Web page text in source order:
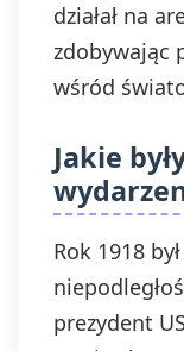
działał na
zdobywając
wśród
Jakie
Rok 1918
prezydent